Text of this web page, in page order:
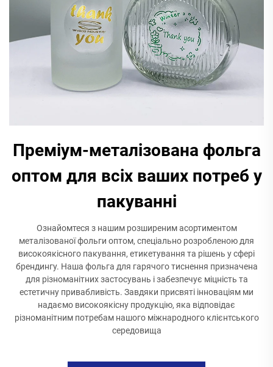
Преміум-металізована фольга
оптом для всіх ваших потреб у
пакуванні
Ознайомтеся з нашим розширеним асортиментом
металізованої фольги оптом, спеціально розробленою для
високоякісного пакування, етикетування та рішень у сфері
брендингу. Наша фольга для гарячого тиснення призначена
для різноманітних застосувань і забезпечує міцність та
естетичну привабливість. Завдяки присвяті інноваціям ми
надаємо високоякісну продукцію, яка відповідає
різноманітним потребам нашого міжнародного клієнтського
середовища